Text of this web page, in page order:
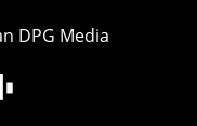
DPG Media